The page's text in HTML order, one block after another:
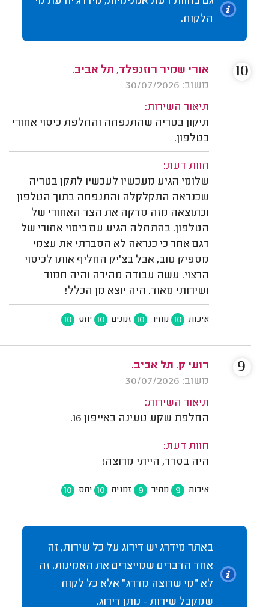
הלקוח.
אורי שמיר רוזנפלד, תל אביב.
משוב: 30/07/2026
תיאור השירות:
תיקון בטריה שהתנפחה והחלפת כיסוי אחורי
בטלפון.
חוות דעת:
שלומי הגיע מעכשיו לעכשיו לתקן בטריה
שכנראה התקלקלה והתנפחה בתוך הטלפון
וכתוצאה מזה סדקה את הצד האחורי של
הטלפון. בהתחלה הגיע עם כיסוי אחורי של
דגם אחר כי כנראה לא הסברתי את עצמי
מספיק טוב, אבל בצ'יק החליף אותו לכיסוי
הרצוי. עשה עבודה מהירה והיה חמוד
ושירותי מאוד. היה יוצא מן הכלל!
איכות 10 מחיר 10 זמנים 10 יחס 10
10
רועי ק. תל אביב.
משוב: 30/07/2026
תיאור השירות:
החלפת שקע טעינה באייפון 16.
חוות דעת:
היה בסדר, הייתי מרוצה!
איכות 9 מחיר 9 זמנים 10 יחס 10
9
באתר מידרג יש דירוג על כל שירות, זה
אחד הדברים שמייצרים את האמינות. זה
לא "מי שרוצה מדרג" אלא כל לקוח
שמקבל שירות - נותן דירוג.